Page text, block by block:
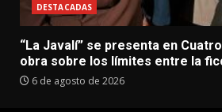
DESTACADAS
“La Javalí” se presenta en
obra sobre los límites entre la
6 de agosto de 2026